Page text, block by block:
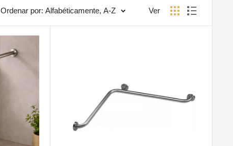
Ordenar por: Alfabéticamente, A-Z Ver